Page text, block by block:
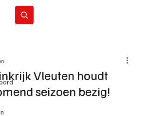
Vleuten houdt
seizoen bezig!